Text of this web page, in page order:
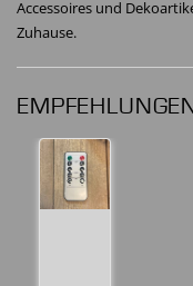
Accessoires und
Zuhause.
EMPFEHLUNGEN